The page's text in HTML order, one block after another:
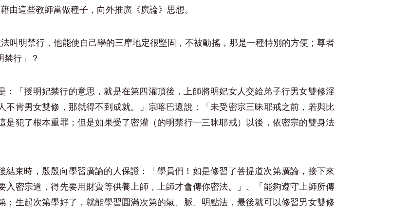
由這些教師當做種子，向外推廣《廣論》思想。
叫明禁行，他能使自己學的三摩地定很堅固，不被動搖，那是一種特別的方便；尊者
行」？
：「授明妃禁行的意思，就是在第四灌頂後，上師將明妃女人交給弟子行男女雙修淫
不肯男女雙修，那就得不到成就。」宗喀巴還說：「未受密宗三昧耶戒之前，若與比
是犯了根本重罪；但是如果受了密灌（的明禁行—三昧耶戒）以後，依密宗的雙身法
結束時，殷殷向學習廣論的人保證：「學員們！如是修習了菩提道次第廣論，接下來
入密宗道，得先要用財寶等供養上師，上師才會傳你密法。」、「能夠遵守上師所傳
；生起次第學好了，就能學習圓滿次第的氣、脈、明點法，最後就可以修習男女雙修